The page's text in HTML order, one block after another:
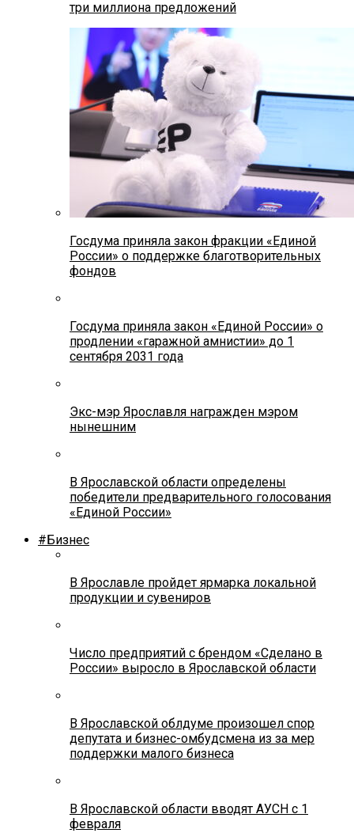
три миллиона предложений
Госдума приняла закон фракции «Единой
России» о поддержке благотворительных
фондов
Госдума приняла закон «Единой России» о
продлении «гаражной амнистии» до 1
сентября 2031 года
Экс-мэр Ярославля награжден мэром
нынешним
В Ярославской области определены
победители предварительного голосования
«Единой России»
#Бизнес
В Ярославле пройдет ярмарка локальной
продукции и сувениров
Число предприятий с брендом «Сделано в
России» выросло в Ярославской области
В Ярославской облдуме произошел спор
депутата и бизнес-омбудсмена из за мер
поддержки малого бизнеса
В Ярославской области вводят АУСН с 1
февраля